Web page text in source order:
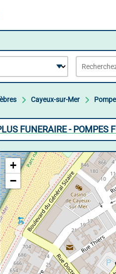
Cayeux-sur-Mer
FUNERAIRE - POMPES
+
−